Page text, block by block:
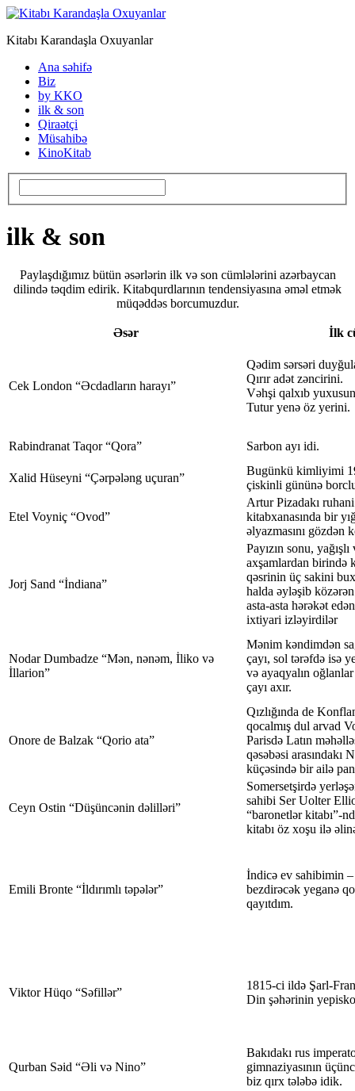
Kitabı Karandaşla Oxuyanlar
Ana səhifə
Biz
by KKO
ilk & son
Qiraətçi
Müsahibə
KinoKitab
ilk & son
Paylaşdığımız bütün əsərlərin ilk və son cümlələrini azərbaycan
dilində təqdim edirik. Kitabqurdlarının tendensiyasına əməl etmək
müqəddəs borcumuzdur.
Əsər İlk
Cek London “Əcdadların harayı”
Qədim sərsəri
Qırır adət zəncirini.
Vəhşi qalxıb
Tutur yenə öz yerini.
Rabindranat Taqor “Qora” Sarbon ayı idi.
Xalid Hüseyni “Çərpələng uçuran”
Bugünkü kimliyimi
çiskinli gününə
Etel Voyniç “Ovod”
Artur Pizadakı
kitabxanasında bir
əlyazmasını gözdən
Jorj Sand “İndiana”
Payızın sonu,
axşamlardan birində
qəsrinin üç sakini
halda əyləşib
asta-asta hərəkət
ixtiyari izləyirdilər
Nodar Dumbadze “Mən, nənəm, İliko və
İllarion”
Mənim kəndimdən
çayı, sol tərəfdə isə
və ayaqyalın
çayı axır.
Onore de Balzak “Qorio ata”
Qızlığında de
qocalmış dul arvad
Parisdə Latın
qəsəbəsi arasındakı
küçəsində bir ailə
Ceyn Ostin “Düşüncənin dəlilləri”
Somersetşirdə
sahibi Ser Uolter
“baronetlər kitabı”-
kitabı öz xoşu ilə
Emili Bronte “İldırımlı təpələr”
İndicə ev sahibimin
bezdirəcək yeganə
qayıtdım.
Viktor Hüqo “Səfillər”
1815-ci ildə Şarl-
Din şəhərinin
Qurban Səid “Əli və Nino”
Bakıdakı rus
gimnaziyasının
biz qırx tələbə idik.